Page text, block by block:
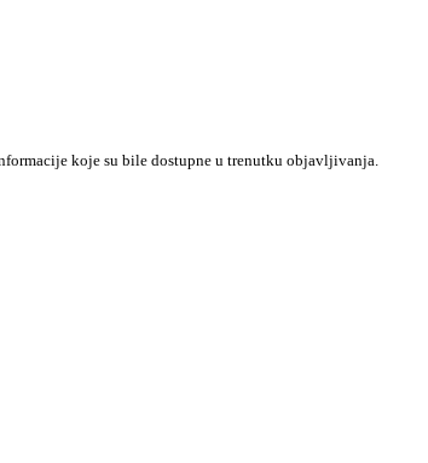
koje su bile dostupne u trenutku objavljivanja.